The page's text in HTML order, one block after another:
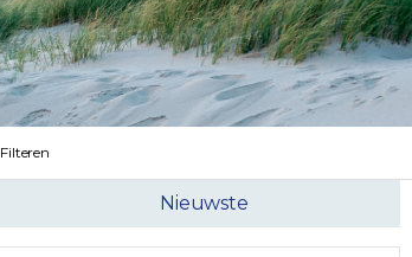
Filteren
Nieuwste